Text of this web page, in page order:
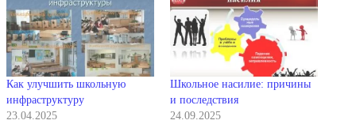
Как улучшить школьную
инфраструктуру
23.04.2025
Школьное насилие: причины
и последствия
24.09.2025